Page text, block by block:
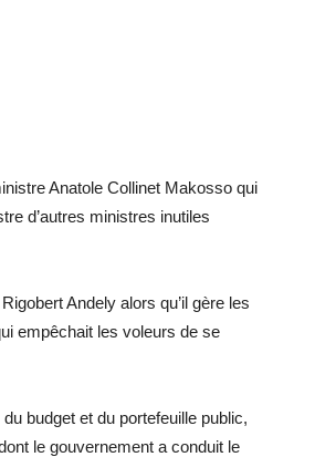
Anatole Collinet Makosso qui
d’autres ministres inutiles
Andely alors qu’il gère les
empêchait les voleurs de se
budget et du portefeuille public,
le gouvernement a conduit le